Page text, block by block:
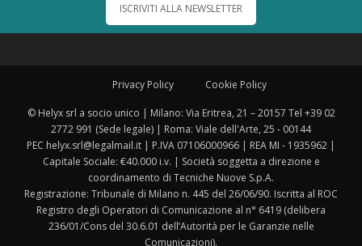
ISCRIVITI ALLA NEWSLETTER
Privacy Policy Cookie Policy
© Helyx srl a socio unico | Milano: Via Eritrea, 21 – 20157 Tel +39 02
2772 991 (Sede legale) | Roma: Viale dell'Arte, 25 - 00144
PEC helyx.srl@legalmail.it | P.IVA 07106000966 | REA MI - 1935962 |
Capitale Sociale: €40.000 i.v. | Società soggetta a direzione e
coordinamento di Tecniche Nuove S.p.A.
Registrazione: Tribunale di Milano n. 445 del 26/06/90. Iscritta al ROC
Registro degli Operatori di Comunicazione al n° 6419 (delibera
236/01/Cons del 30.6.01 dell’Autorità per le Garanzie nelle
Comunicazioni).